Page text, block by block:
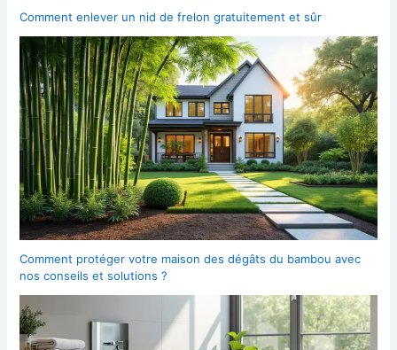
Comment enlever un nid de frelon gratuitement et sûr
Comment protéger votre maison des dégâts du bambou avec
nos conseils et solutions ?